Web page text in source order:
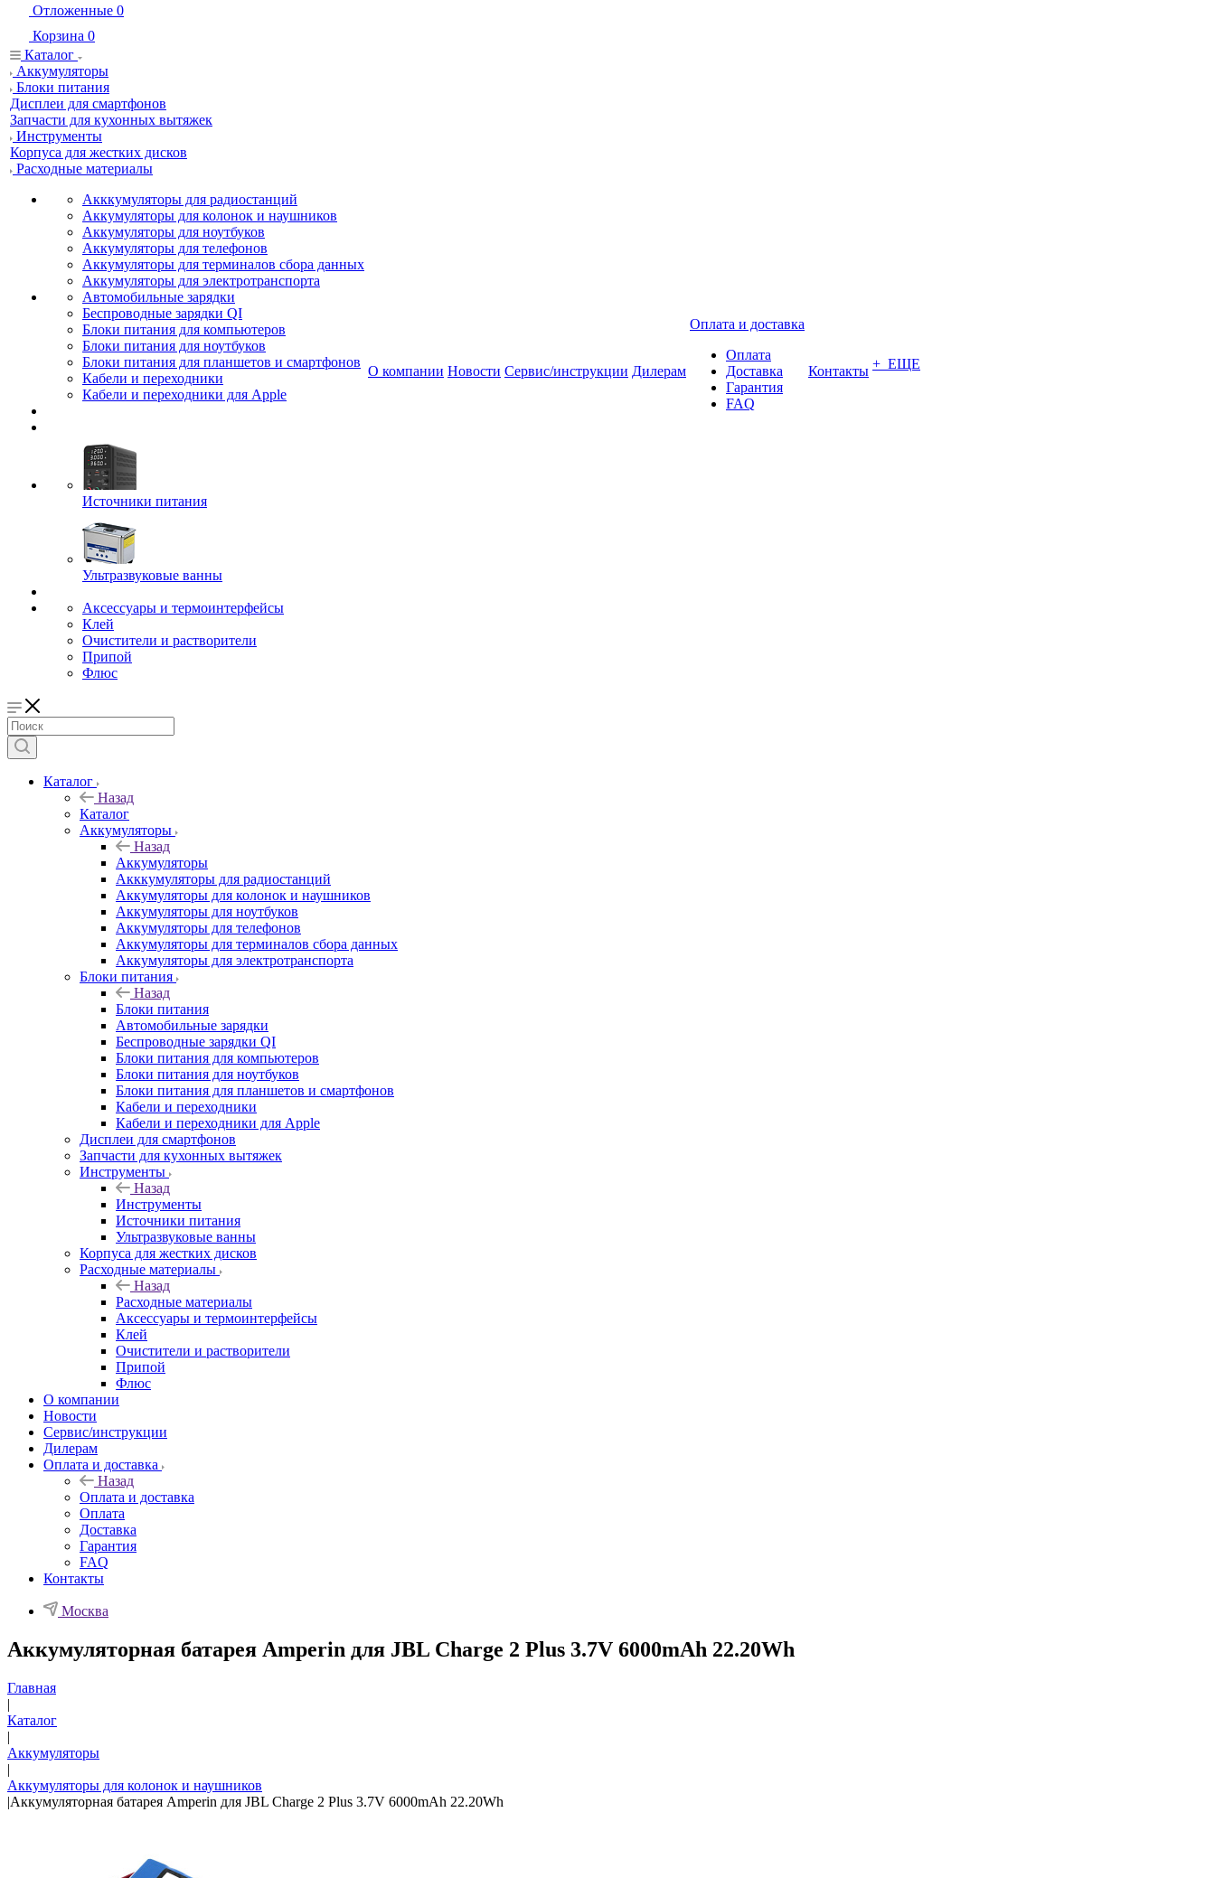
Отложенные 0
Корзина 0
Каталог
Аккумуляторы
Блоки питания
Дисплеи для смартфонов
Запчасти для кухонных вытяжек
Инструменты
Корпуса для жестких дисков
Расходные материалы
Акккумуляторы для радиостанций
Аккумуляторы для колонок и наушников
Аккумуляторы для ноутбуков
Аккумуляторы для телефонов
Аккумуляторы для терминалов сбора данных
Аккумуляторы для электротранспорта
Автомобильные зарядки
Беспроводные зарядки QI
Блоки питания для компьютеров
Блоки питания для ноутбуков
Блоки питания для планшетов и смартфонов
Кабели и переходники
Кабели и переходники для Apple
Источники питания
Ультразвуковые ванны
Аксессуары и термоинтерфейсы
Клей
Очистители и растворители
Припой
Флюс
О компании Новости Сервис/инструкции Дилерам
Оплата и доставка
Оплата
Доставка
Гарантия
FAQ
Контакты + ЕЩЕ
Каталог
Назад
Каталог
Аккумуляторы
Назад
Аккумуляторы
Акккумуляторы для радиостанций
Аккумуляторы для колонок и наушников
Аккумуляторы для ноутбуков
Аккумуляторы для телефонов
Аккумуляторы для терминалов сбора данных
Аккумуляторы для электротранспорта
Блоки питания
Назад
Блоки питания
Автомобильные зарядки
Беспроводные зарядки QI
Блоки питания для компьютеров
Блоки питания для ноутбуков
Блоки питания для планшетов и смартфонов
Кабели и переходники
Кабели и переходники для Apple
Дисплеи для смартфонов
Запчасти для кухонных вытяжек
Инструменты
Назад
Инструменты
Источники питания
Ультразвуковые ванны
Корпуса для жестких дисков
Расходные материалы
Назад
Расходные материалы
Аксессуары и термоинтерфейсы
Клей
Очистители и растворители
Припой
Флюс
О компании
Новости
Сервис/инструкции
Дилерам
Оплата и доставка
Назад
Оплата и доставка
Оплата
Доставка
Гарантия
FAQ
Контакты
Москва
Аккумуляторная батарея Amperin для JBL Charge 2 Plus 3.7V 6000mAh 22.20Wh
Главная
|
Каталог
|
Аккумуляторы
|
Аккумуляторы для колонок и наушников
|Аккумуляторная батарея Amperin для JBL Charge 2 Plus 3.7V 6000mAh 22.20Wh